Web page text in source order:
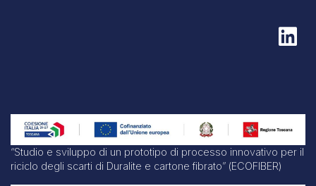
“Studio e sviluppo di un prototipo di processo innovativo per il
riciclo degli scarti di Duralite e cartone fibrato” (ECOFIBER)